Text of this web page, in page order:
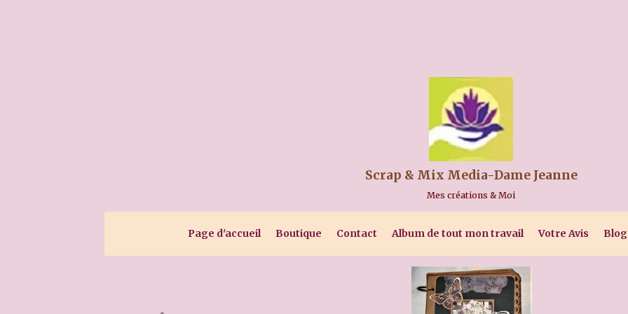
Scrap & Mix Media-Dame Jeanne
Mes créations & Moi
Page d'accueil Boutique Contact Album de tout mon travail Votre Avis Blog